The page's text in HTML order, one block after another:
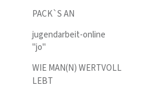
PACK`S AN
jugendarbeit-online
"jo"
WIE MAN(N) WERTVOLL
LEBT